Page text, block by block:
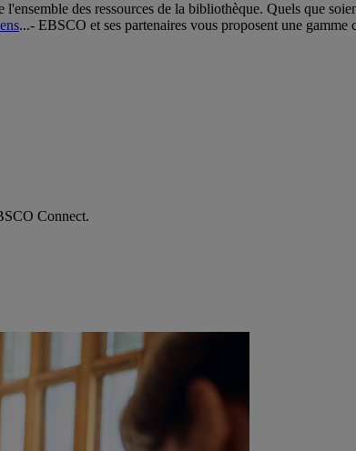
des ressources de la bibliothèque. Quels que
...- EBSCO et ses partenaires vous proposent une
Connect.